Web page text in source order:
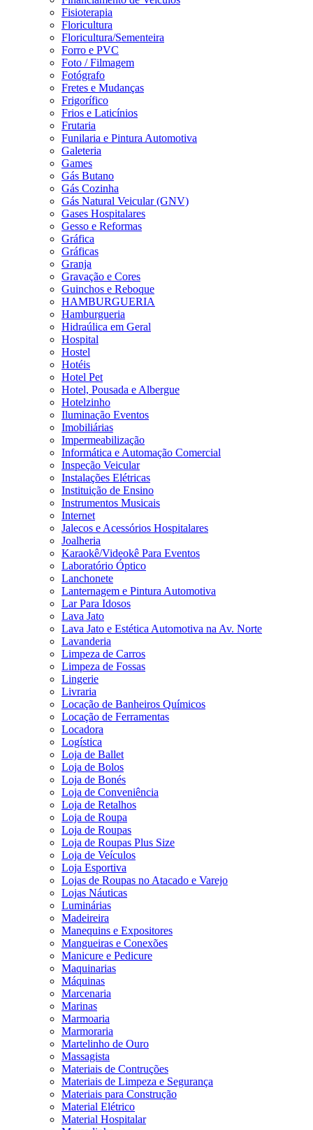
Fisioterapia
Floricultura
Floricultura/Sementeira
Forro e PVC
Foto / Filmagem
Fotógrafo
Fretes e Mudanças
Frigorífico
Frios e Laticínios
Frutaria
Funilaria e Pintura Automotiva
Galeteria
Games
Gás Butano
Gás Cozinha
Gás Natural Veicular (GNV)
Gases Hospitalares
Gesso e Reformas
Gráfica
Gráficas
Granja
Gravação e Cores
Guinchos e Reboque
HAMBURGUERIA
Hamburgueria
Hidraúlica em Geral
Hospital
Hostel
Hotéis
Hotel Pet
Hotel, Pousada e Albergue
Hotelzinho
Iluminação Eventos
Imobiliárias
Impermeabilização
Informática e Automação Comercial
Inspeção Veicular
Instalações Elétricas
Instituição de Ensino
Instrumentos Musicais
Internet
Jalecos e Acessórios Hospitalares
Joalheria
Karaokê/Videokê Para Eventos
Laboratório Óptico
Lanchonete
Lanternagem e Pintura Automotiva
Lar Para Idosos
Lava Jato
Lava Jato e Estética Automotiva na Av. Norte
Lavanderia
Limpeza de Carros
Limpeza de Fossas
Lingerie
Livraria
Locação de Banheiros Químicos
Locação de Ferramentas
Locadora
Logística
Loja de Ballet
Loja de Bolos
Loja de Bonés
Loja de Conveniência
Loja de Retalhos
Loja de Roupa
Loja de Roupas
Loja de Roupas Plus Size
Loja de Veículos
Loja Esportiva
Lojas de Roupas no Atacado e Varejo
Lojas Náuticas
Luminárias
Madeireira
Manequins e Expositores
Mangueiras e Conexões
Manicure e Pedicure
Maquinarias
Máquinas
Marcenaria
Marinas
Marmoaria
Marmoraria
Martelinho de Ouro
Massagista
Materiais de Contruções
Materiais de Limpeza e Segurança
Materiais para Construção
Material Elétrico
Material Hospitalar